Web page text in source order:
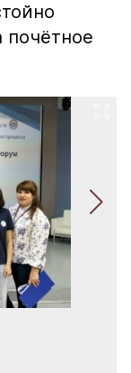
почётное